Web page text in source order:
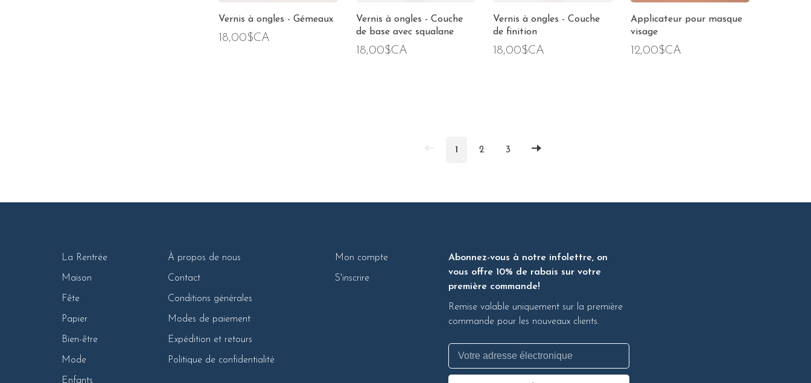
Vernis à ongles - Gémeaux
18,00$CA
Vernis à ongles - Couche
de base avec squalane
18,00$CA
Vernis à ongles - Couche
de finition
18,00$CA
Applicateur pour masque
visage
12,00$CA
1 2 3
La Rentrée
Maison
Fête
Papier
Bien-être
Mode
Enfants
À propos de nous
Contact
Conditions générales
Modes de paiement
Expédition et retours
Politique de confidentialité
Mon compte
S'inscrire
Abonnez-vous à notre infolettre, on
vous offre 10% de rabais sur votre
première commande!
Remise valable uniquement sur la première
commande pour les nouveaux clients.